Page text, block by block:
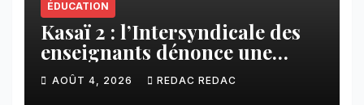
ÉDUCATION
Kasaï 2 : l’Intersyndicale des
enseignants dénonce une
contribution financière
imposée aux écoles de la
AOÛT 4, 2026 REDAC REDAC